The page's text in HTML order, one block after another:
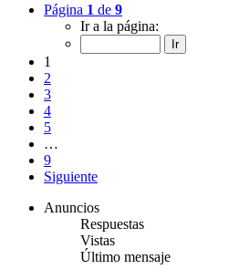
Página 1 de 9
Ir a la página:
1
2
3
4
5
…
9
Siguiente
Anuncios
Respuestas
Vistas
Último mensaje